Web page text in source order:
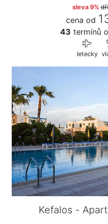
sleva 9%
cena od
43 termínů
letecky
Kefalos -